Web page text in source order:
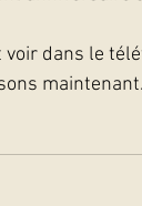
dans le